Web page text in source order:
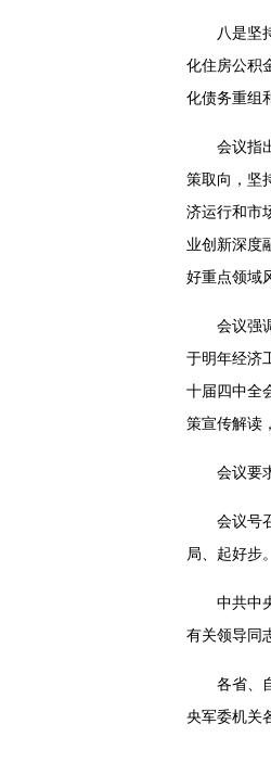
八是坚
化住房公积
化债务重组
会议指
策取向，坚
济运行和市
业创新深度
好重点领域
会议强
于明年经济
十届四中全
策宣传解读
会议要
会议号
局、起好步。
中共中
有关领导同
各省、
央军委机关